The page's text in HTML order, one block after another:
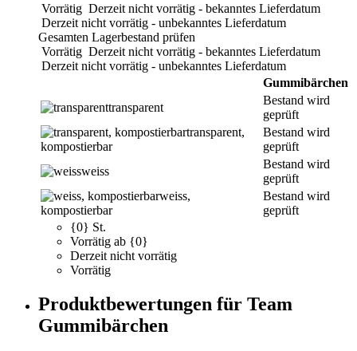
Vorrätig Derzeit nicht vorrätig - bekanntes Lieferdatum
Derzeit nicht vorrätig - unbekanntes Lieferdatum
Gesamten Lagerbestand prüfen
Vorrätig Derzeit nicht vorrätig - bekanntes Lieferdatum
Derzeit nicht vorrätig - unbekanntes Lieferdatum
Gummibärchen
transparent
Bestand wird
geprüft
transparent,
kompostierbar
Bestand wird
geprüft
weiss
Bestand wird
geprüft
weiss,
kompostierbar
Bestand wird
geprüft
{0} St.
Vorrätig ab {0}
Derzeit nicht vorrätig
Vorrätig
Produktbewertungen für Team
Gummibärchen